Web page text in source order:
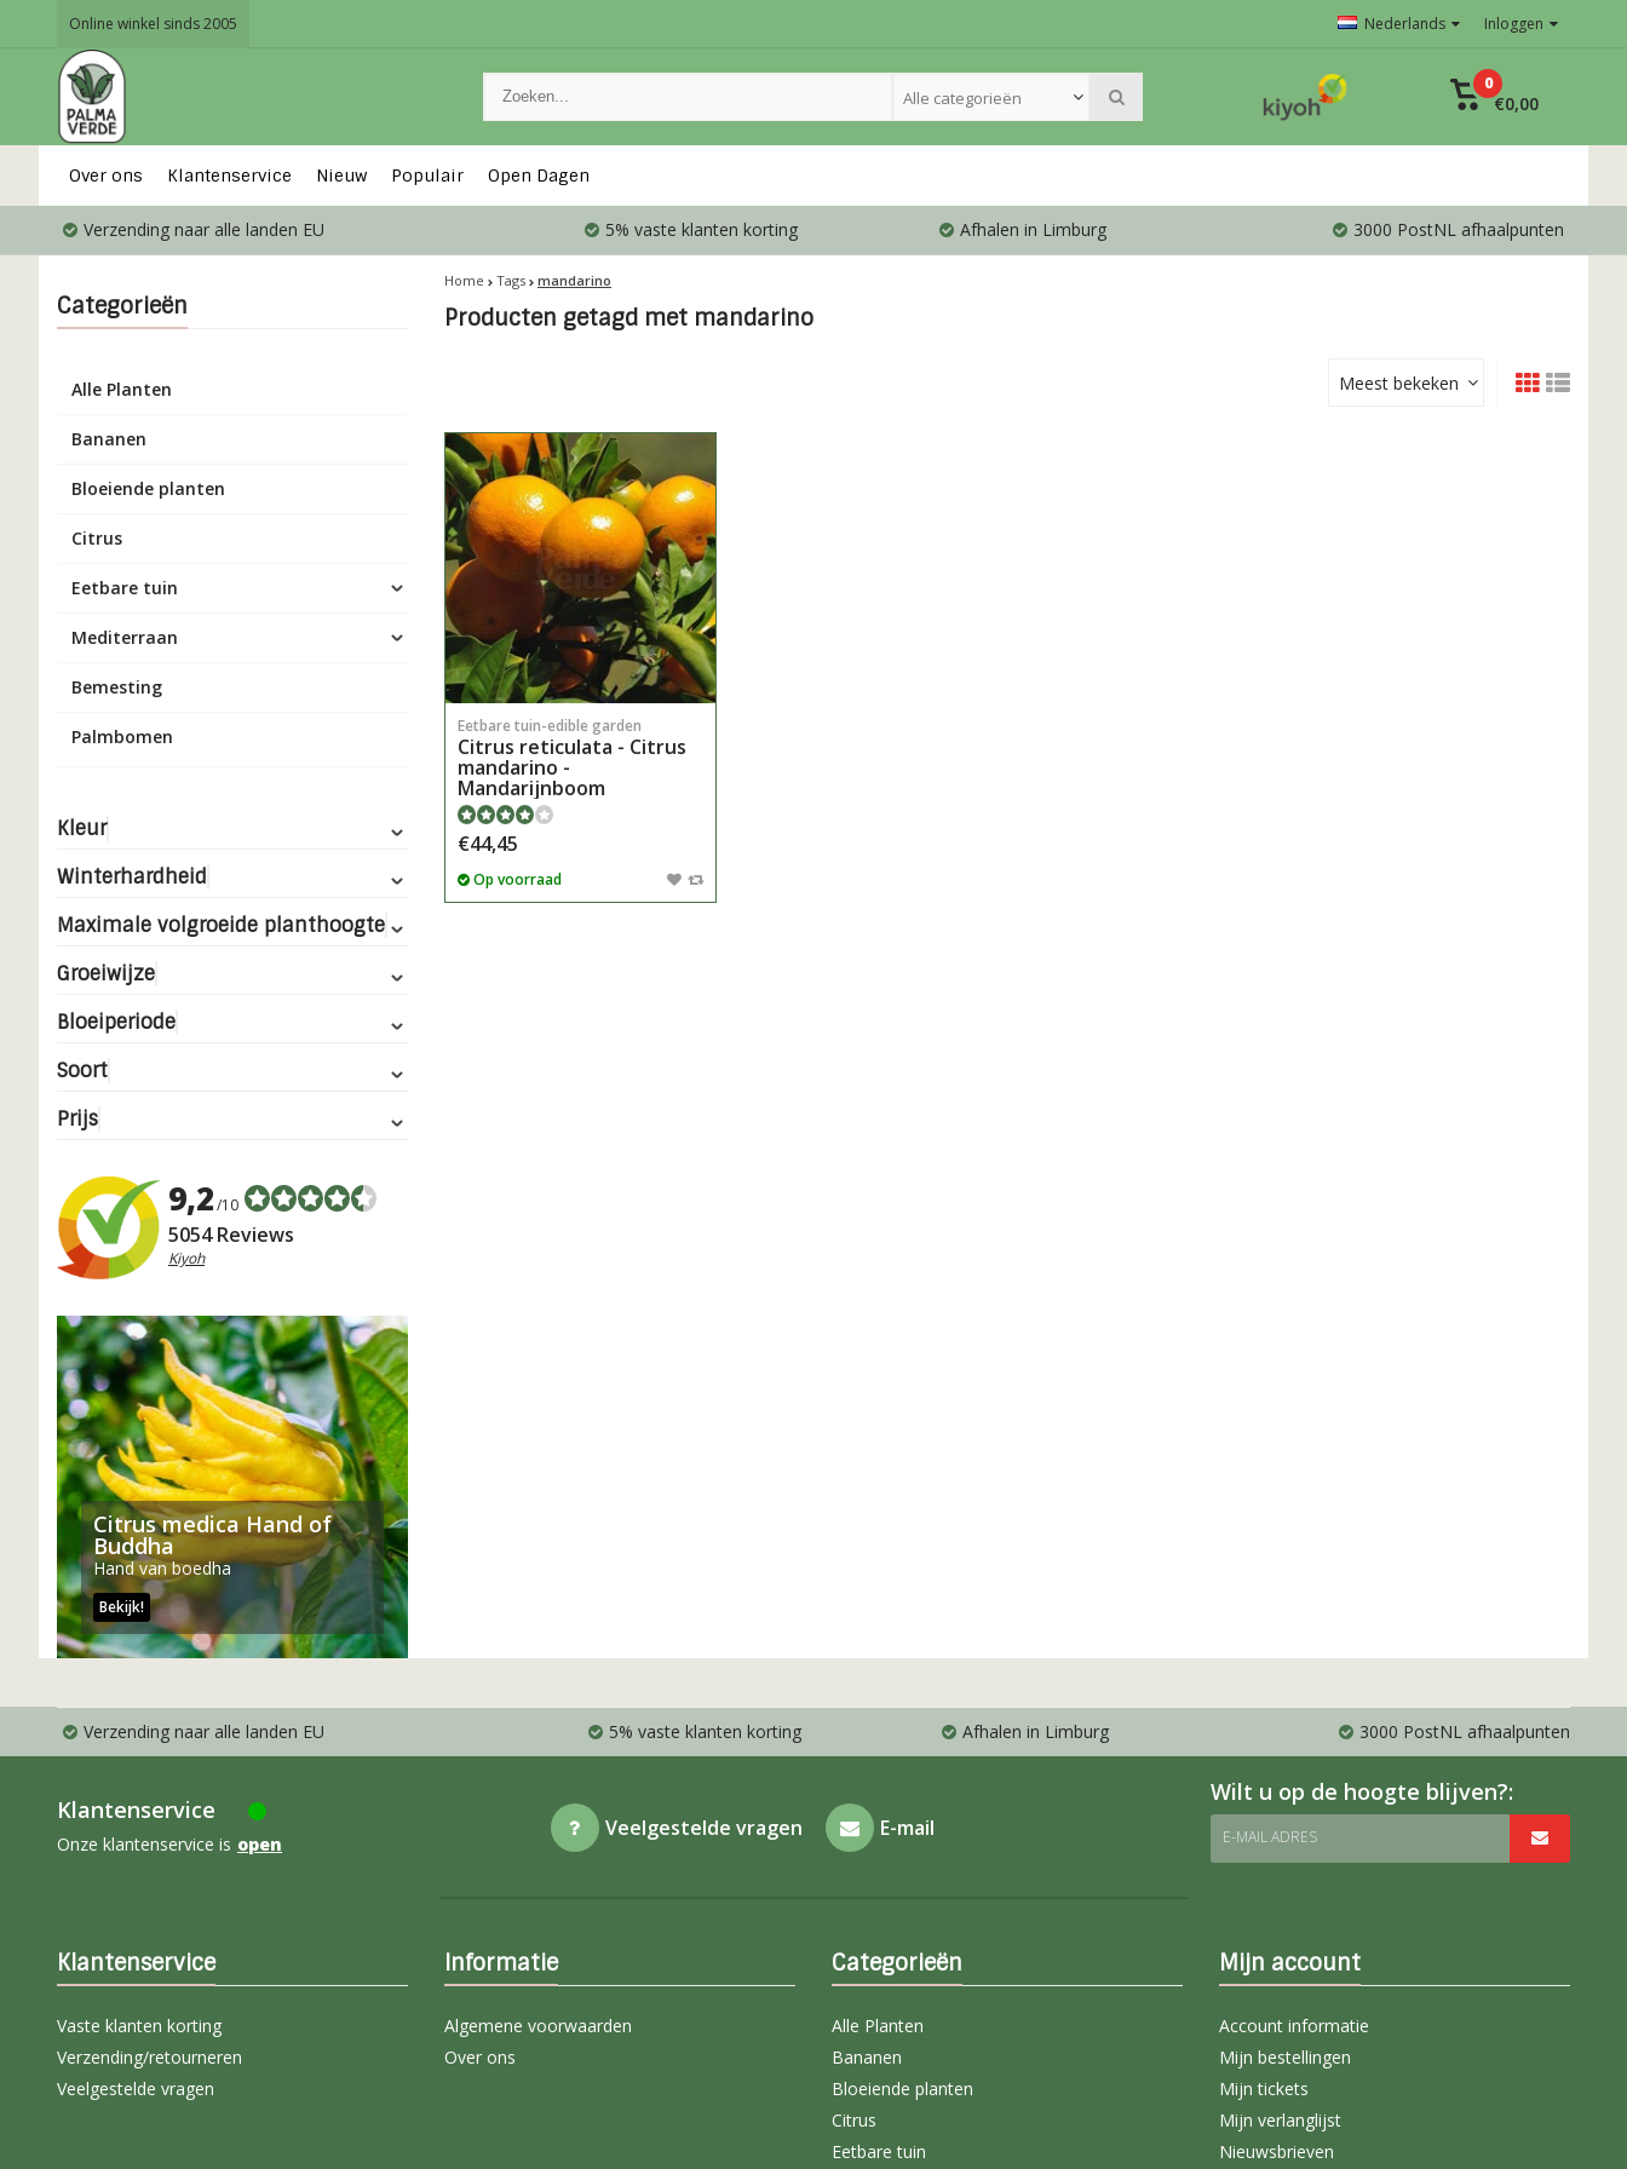
Online winkel sinds 2005 Nederlands Inloggen
Alle categorieën
0
€0,00
Over ons Klantenservice Nieuw Populair Open Dagen
Verzending naar alle landen EU 5% vaste klanten korting Afhalen in Limburg 3000 PostNL afhaalpunten
Categorieën
Alle Planten
Bananen
Bloeiende planten
Citrus
Eetbare tuin
Mediterraan
Bemesting
Palmbomen
Kleur
Winterhardheid
Maximale volgroeide planthoogte
Groeiwijze
Bloeiperiode
Soort
Prijs
9,2/10
5054 Reviews
Kiyoh
Citrus medica Hand of
Buddha
Hand van boedha
Bekijk!
Home Tags mandarino
Producten getagd met mandarino
Meest bekeken
Eetbare tuin-edible garden
Citrus reticulata - Citrus
mandarino -
Mandarijnboom
€44,45
Op voorraad
Verzending naar alle landen EU 5% vaste klanten korting Afhalen in Limburg 3000 PostNL afhaalpunten
Klantenservice
Onze klantenservice is open
Veelgestelde vragen E-mail
Wilt u op de hoogte blijven?:
E-MAIL ADRES
Klantenservice
Vaste klanten korting
Verzending/retourneren
Veelgestelde vragen
Informatie
Algemene voorwaarden
Over ons
Categorieën
Alle Planten
Bananen
Bloeiende planten
Citrus
Eetbare tuin
Mijn account
Account informatie
Mijn bestellingen
Mijn tickets
Mijn verlanglijst
Nieuwsbrieven